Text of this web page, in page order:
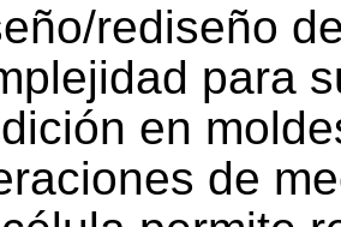
rediseño
para
en
de